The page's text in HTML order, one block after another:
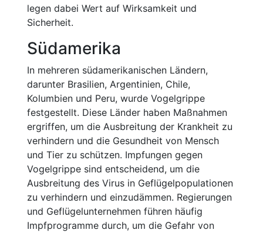
legen dabei Wert auf Wirksamkeit und
Sicherheit.
Südamerika
In mehreren südamerikanischen Ländern,
darunter Brasilien, Argentinien, Chile,
Kolumbien und Peru, wurde Vogelgrippe
festgestellt. Diese Länder haben Maßnahmen
ergriffen, um die Ausbreitung der Krankheit zu
verhindern und die Gesundheit von Mensch
und Tier zu schützen. Impfungen gegen
Vogelgrippe sind entscheidend, um die
Ausbreitung des Virus in Geflügelpopulationen
zu verhindern und einzudämmen. Regierungen
und Geflügelunternehmen führen häufig
Impfprogramme durch, um die Gefahr von